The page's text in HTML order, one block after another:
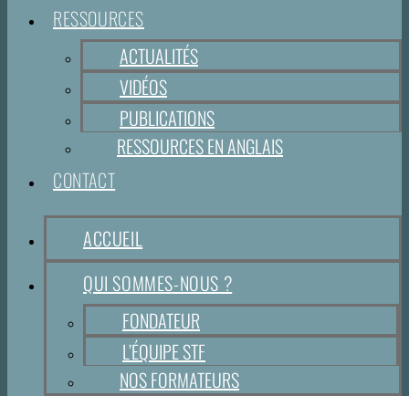
RESSOURCES
ACTUALITÉS
VIDÉOS
PUBLICATIONS
RESSOURCES EN ANGLAIS
CONTACT
ACCUEIL
QUI SOMMES-NOUS ?
FONDATEUR
L’ÉQUIPE STF
NOS FORMATEURS